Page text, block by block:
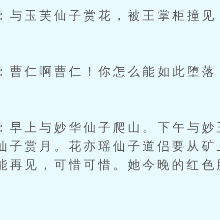
玉芙仙子赏花，被王掌柜撞见
仁啊曹仁！你怎么能如此堕落
上与妙华仙子爬山。下午与妙
子赏月。花亦瑶仙子道侣要从
再见，可惜可惜。她今晚的红